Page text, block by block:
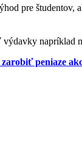
pre
napríklad
zarobiť peniaze